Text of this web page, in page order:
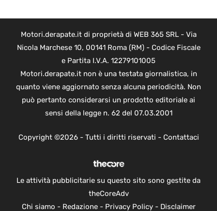
Motori.derapate.it di proprietà di WEB 365 SRL - Via
Nicola Marchese 10, 00141 Roma (RM) - Codice Fiscale
e Partita I.V.A. 12279101005
Motori.derapate.it non è una testata giornalistica, in
quanto viene aggiornato senza alcuna periodicità. Non
può pertanto considerarsi un prodotto editoriale ai
sensi della legge n. 62 del 07.03.2001
Copyright ©2026 - Tutti i diritti riservati - Contattaci
Le attività pubblicitarie su questo sito sono gestite da
theCoreAdv
Chi siamo - Redazione- Privacy Policy- Disclaimer